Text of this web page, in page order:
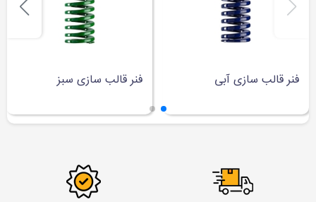
فنر قالب سازی آبی فنر قالب سازی سبز